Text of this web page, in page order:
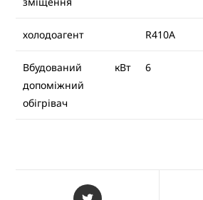
холодоагент R410A
Вбудований
допоміжний
обігрівач
кВт 6